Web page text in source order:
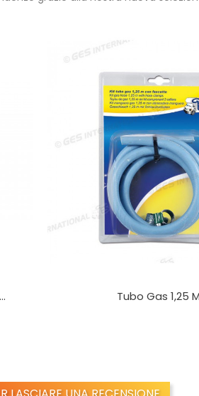
Tubo Gas 1,25